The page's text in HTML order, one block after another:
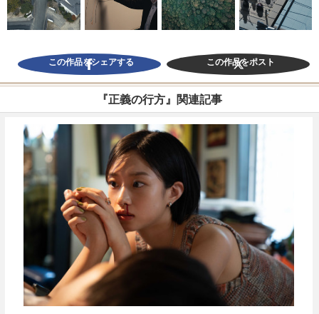
この作品をシェアする この作品をポスト
『正義の行方』関連記事